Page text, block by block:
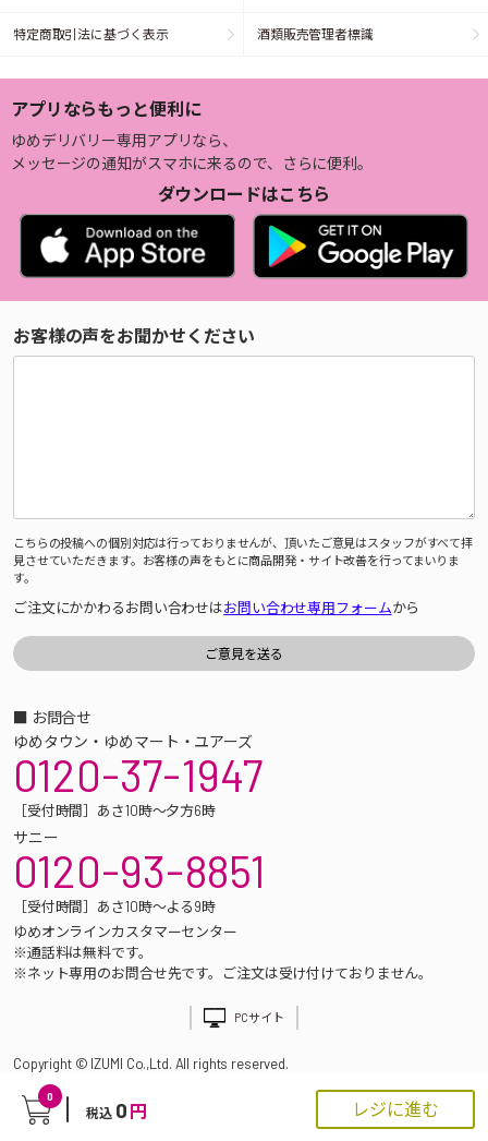
0
税込 0 円 レジに進む
特定商取引法に基づく表示 酒類販売管理者標識
アプリならもっと便利に
ゆめデリバリー専用アプリなら、
メッセージの通知がスマホに来るので、さらに便利。
ダウンロードはこちら
お客様の声をお聞かせください
こちらの投稿への個別対応は行っておりませんが、頂いたご意見はスタッフがすべて拝
見させていただきます。お客様の声をもとに商品開発・サイト改善を行ってまいりま
す。
ご注文にかかわるお問い合わせはお問い合わせ専用フォームから
■ お問合せ
ゆめタウン・ゆめマート・ユアーズ
0120-37-1947
［受付時間］あさ10時～夕方6時
サニー
0120-93-8851
［受付時間］あさ10時～よる9時
ゆめオンラインカスタマーセンター
※通話料は無料です。
※ネット専用のお問合せ先です。ご注文は受け付けておりません。
PCサイト
Copyright © IZUMI Co.,Ltd. All rights reserved.